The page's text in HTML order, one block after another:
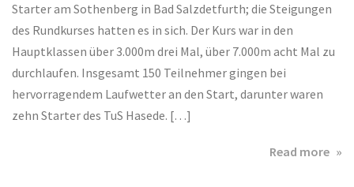
Starter am Sothenberg in Bad Salzdetfurth; die Steigungen
des Rundkurses hatten es in sich. Der Kurs war in den
Hauptklassen über 3.000m drei Mal, über 7.000m acht Mal zu
durchlaufen. Insgesamt 150 Teilnehmer gingen bei
hervorragendem Laufwetter an den Start, darunter waren
zehn Starter des TuS Hasede. […]
Read more